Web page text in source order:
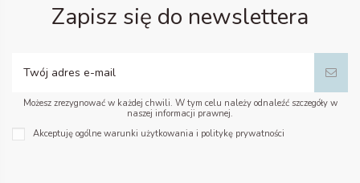
Zapisz się do newslettera
Możesz zrezygnować w każdej chwili. W tym celu należy odnaleźć szczegóły w
naszej informacji prawnej.
Akceptuję ogólne warunki użytkowania i politykę prywatności